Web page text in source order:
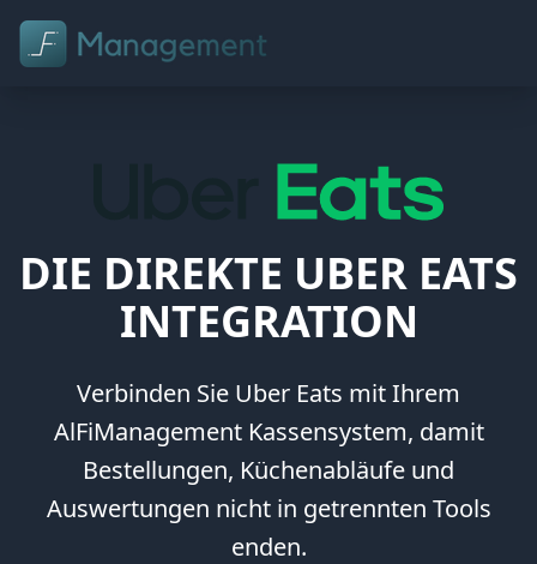
Jetzt testen
Anmelden
DIE DIREKTE UBER EATS
INTEGRATION
Verbinden Sie Uber Eats mit Ihrem
AlFiManagement Kassensystem, damit
Bestellungen, Küchenabläufe und
Auswertungen nicht in getrennten Tools
enden.